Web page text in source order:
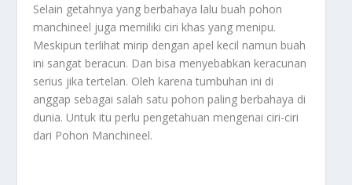
Selain getahnya yang berbahaya lalu buah pohon
manchineel juga memiliki ciri khas yang menipu.
Meskipun terlihat mirip dengan apel kecil namun buah
ini sangat beracun. Dan bisa menyebabkan keracunan
serius jika tertelan. Oleh karena tumbuhan ini di
anggap sebagai salah satu pohon paling berbahaya di
dunia. Untuk itu perlu pengetahuan mengenai ciri-ciri
dari Pohon Manchineel.